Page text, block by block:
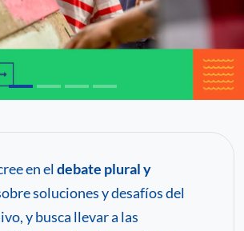
en eldebate plural y
soluciones y desafíos del
y busca llevar a las